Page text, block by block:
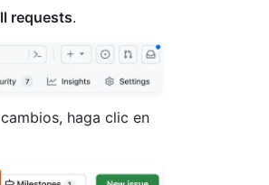
requests.
haga clic en